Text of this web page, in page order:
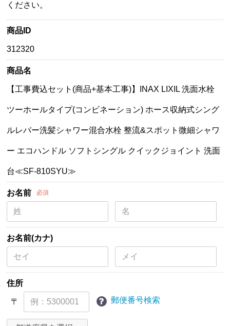
ください。
商品ID
312320
商品名
【工事費込セット(商品+基本工事)】INAX LIXIL 洗面水栓
ツーホールタイプ(コンビネーション) ホース収納式シング
ルレバー洗髪シャワー混合水栓 整流&スポット微細シャワ
ー エコハンドル ソフトシングル クイックジョイント 洗面
台≪SF-810SYU≫
お名前 必須
お名前(カナ)
住所
〒 郵便番号検索